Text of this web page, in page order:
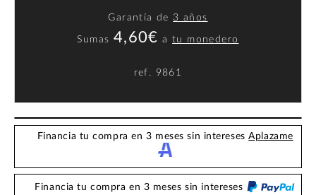
Garantía de 3 años
Sumas 4,60€ atu monedero
ref. 9861
Financia tu compra en 3 meses sin interesesAplazame
Financia tu compra en 3 meses sin intereses